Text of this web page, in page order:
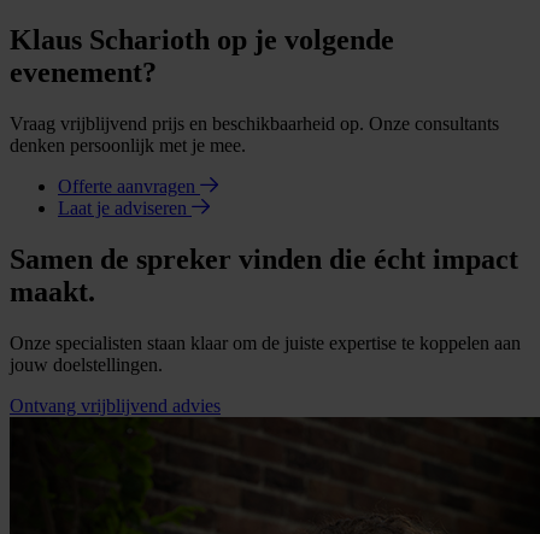
Klaus Scharioth op je volgende
evenement?
Vraag vrijblijvend prijs en beschikbaarheid op. Onze consultants
denken persoonlijk met je mee.
Offerte aanvragen
Laat je adviseren
Samen de spreker vinden die écht impact
maakt.
Onze specialisten staan klaar om de juiste expertise te koppelen aan
jouw doelstellingen.
Ontvang vrijblijvend advies